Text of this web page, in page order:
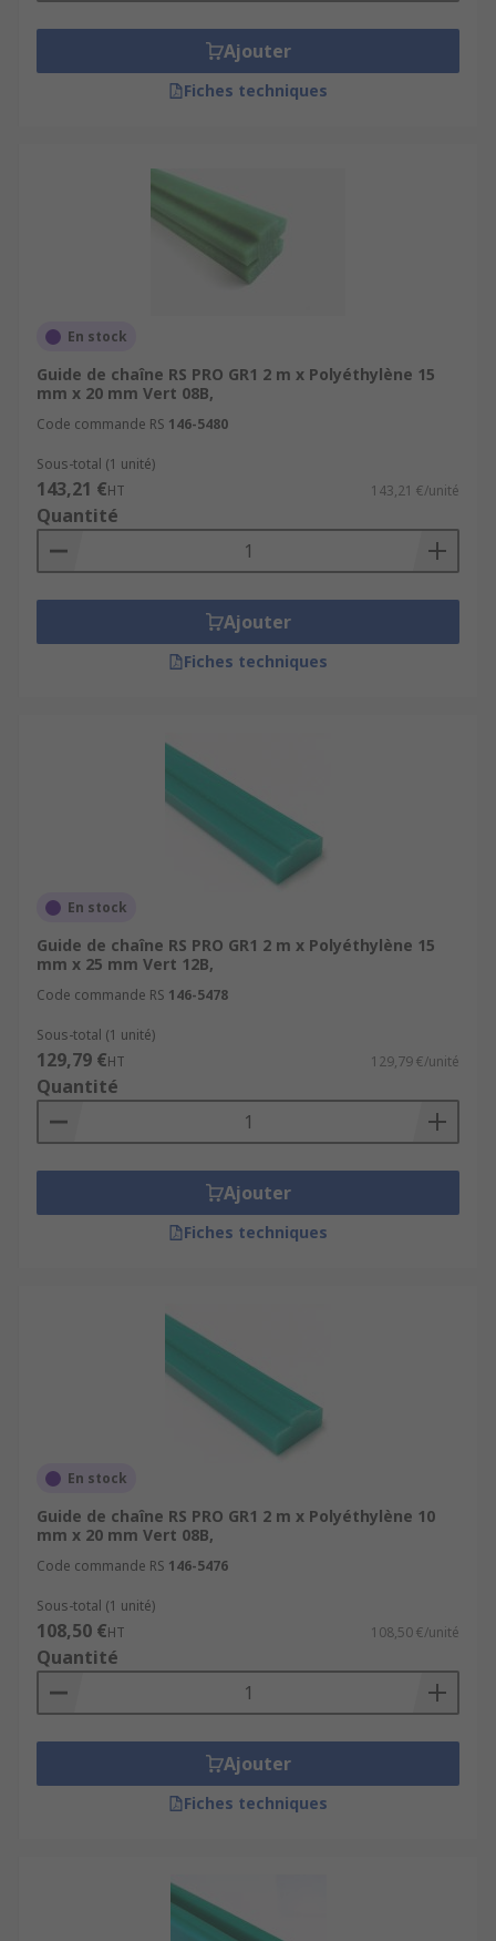
Repro noir
A dissipation statique
Ajouter
Fiches techniques
En stock
Guide de chaîne RS PRO GR1 2 m x Polyéthylène 15
mm x 20 mm Vert 08B,
Code commande RS 146-5480
Sous-total (1 unité)
143,21 €HT 143,21 €/unité
Quantité
Ajouter
Fiches techniques
En stock
Guide de chaîne RS PRO GR1 2 m x Polyéthylène 15
mm x 25 mm Vert 12B,
Code commande RS 146-5478
Sous-total (1 unité)
129,79 €HT 129,79 €/unité
Quantité
Ajouter
Fiches techniques
En stock
Guide de chaîne RS PRO GR1 2 m x Polyéthylène 10
mm x 20 mm Vert 08B,
Code commande RS 146-5476
Sous-total (1 unité)
108,50 €HT 108,50 €/unité
Quantité
Ajouter
Fiches techniques